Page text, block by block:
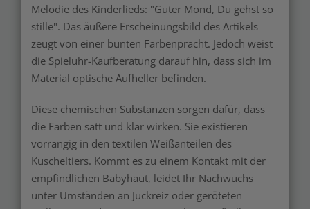
Melodie des Kinderlieds: "Guter Mond, Du gehst so
stille". Das äußere Erscheinungsbild des Artikels
zeugt von einer bunten Farbenpracht. Jedoch weist
die Spieluhr-Kaufberatung darauf hin, dass sich im
Material optische Aufheller befinden.
Diese chemischen Substanzen sorgen dafür, dass
die Farben satt und klar wirken. Sie existieren
vorrangig in den textilen Weißanteilen des
Kuscheltiers. Kommt es zu einem Kontakt mit der
empfindlichen Babyhaut, leidet Ihr Nachwuchs
unter Umständen an Juckreiz oder geröteten